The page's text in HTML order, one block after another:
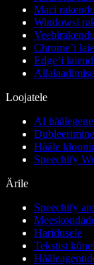
Maci
Windowsi
Chrome’i
Edge’i
Loojatele
AI
Dubleerimine
Hääle
Speechify
Ärile
Speechify
Haridusele
Tekstist